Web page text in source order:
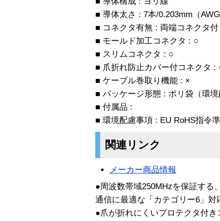
■ 導体太さ : 7本/0.203mm（
■ コネクタ有無 : 両端コネクタ付
■ モールド加工コネクタ : ○
■ スリムコネクタ : ○
■ 爪折れ防止カバー付コネクタ :
■ ケーブル巻取り機能 : ×
■ パッケージ形態 : ポリ袋（環
■ 付属品 :
■ 環境配慮事項 : EU RoHS指令
関連リンク
メーカー商品情報
●周波数帯域250MHzを保証する
通信に最適な「カテゴリー6」
●爪が折れにくいプロテクタ付